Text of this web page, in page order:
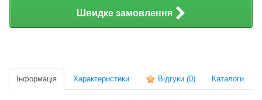
Швидке замовлення
Інформація Характеристики Відгуки (0) Каталоги